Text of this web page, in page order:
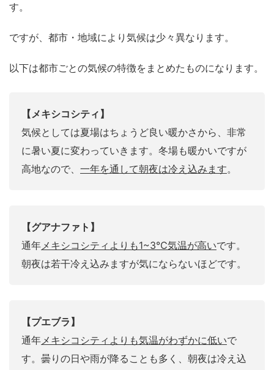
す。
ですが、都市・地域により気候は少々異なります。
以下は都市ごとの気候の特徴をまとめたものになります。
【メキシコシティ】
気候としては夏場はちょうど良い暖かさから、非常
に暑い夏に変わっていきます。冬場も暖かいですが
高地なので、 一年を通して朝夜は冷え込みます。
【グアナファト】
通年メキシコシティよりも1~3℃気温が高いです。
朝夜は若干冷え込みますが気にならないほどです。
【プエブラ】
通年メキシコシティよりも気温がわずかに低いで
す。曇りの日や雨が降ることも多く、朝夜は冷え込